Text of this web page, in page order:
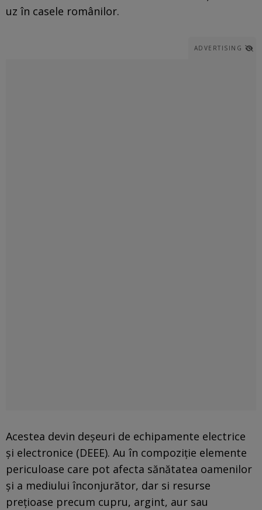
uz în casele românilor.
ADVERTISING
Acestea devin deșeuri de echipamente electrice
și electronice (DEEE). Au în compoziție elemente
periculoase care pot afecta sănătatea oamenilor
și a mediului înconjurător, dar si resurse
prețioase precum cupru, argint, aur sau